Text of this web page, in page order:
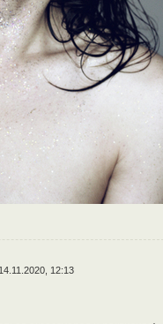
14.11.2020, 12:13